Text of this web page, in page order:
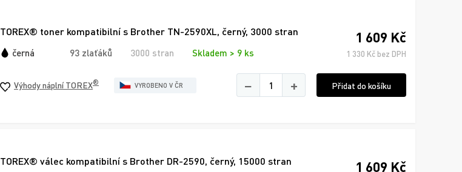
TOREX® toner kompatibilní s Brother TN-2590XL, černý, 3000 stran
černá 93 zlaťáků 3000 stran Skladem > 9 ks
1 609 Kč
1 330 Kč bez DPH
Výhody náplní TOREX® VYROBENO V ČR − + Přidat do košíku
TOREX® válec kompatibilní s Brother DR-2590, černý, 15000 stran 1 609 Kč